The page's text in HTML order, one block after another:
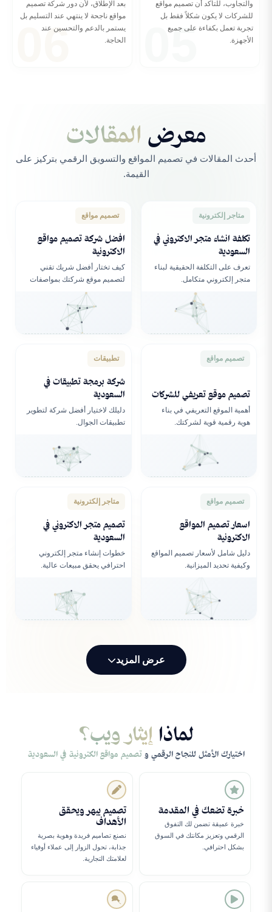
05
والتجاوب، للتأكد أن تصميم مواقع
للشركات لا يكون شكلاً فقط بل
تجربة تعمل بكفاءة على جميع
الأجهزة.
06
بعد الإطلاق، لأن دور شركة تصميم
مواقع ناجحة لا ينتهي عند التسليم بل
يستمر بالدعم والتحسين عند
الحاجة.
معرض المقالات
أحدث المقالات في تصميم المواقع والتسويق الرقمي بتركيز على
القيمة.
متاجر إلكترونية
تكلفة انشاء متجر الاكتروني في
السعودية
تعرف على التكلفة الحقيقية لبناء
متجر إلكتروني متكامل.
تصميم مواقع
افضل شركة تصميم مواقع
الاكترونية
كيف تختار أفضل شريك تقني
لتصميم موقع شركتك بمواصفات
تصميم مواقع
تصميم موقع تعريفي للشركات
أهمية الموقع التعريفي في بناء
هوية رقمية قوية لشركتك.
تطبيقات
شركة برمجة تطبيقات في
السعودية
دليلك لاختيار أفضل شركة لتطوير
تطبيقات الجوال.
تصميم مواقع
اسعار تصميم المواقع
الاكترونية
دليل شامل لأسعار تصميم المواقع
وكيفية تحديد الميزانية.
متاجر إلكترونية
تصميم متجر الاكتروني في
السعودية
خطوات إنشاء متجر إلكتروني
احترافي يحقق مبيعات عالية.
عرض المزيد
لماذا إيثار ويب؟
اختيارك الأمثل للنجاح الرقمي وتصميم مواقع الكترونية في السعودية
خبرة تضعك في المقدمة
خبرة عميقة تضمن لك التفوق
الرقمي وتعزيز مكانتك في السوق
بشكل احترافي.
تصميم يبهر ويحقق
الأهداف
نصنع تصاميم فريدة وهوية بصرية
جذابة، تحول الزوار إلى عملاء أوفياء
لعلامتك التجارية.